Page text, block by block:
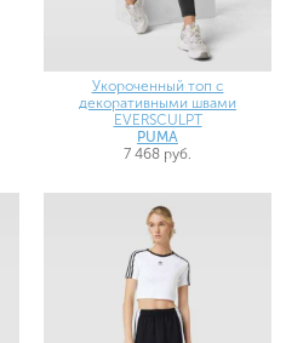
Укороченный топ с
декоративными швами
EVERSCULPT
PUMA
7 468 руб.